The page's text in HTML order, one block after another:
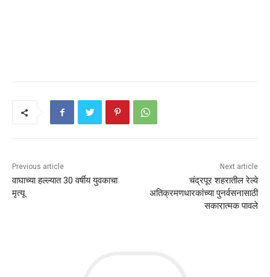
Previous article
वाघाच्या हल्ल्यात 30 वर्षीय युवकाचा
मृत्यू
Next article
चंद्रपूर शहरातील रेल्वे
अतिक्रमणधारकांच्या पुनर्वसनासाठी
सकारात्मक पावले